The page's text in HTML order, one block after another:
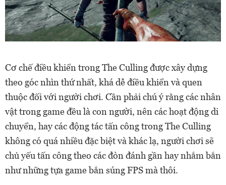
Cơ chế điều khiển trong The Culling được xây dựng
theo góc nhìn thứ nhất, khá dễ điều khiển và quen
thuộc đối với người chơi. Cần phải chú ý rằng các nhân
vật trong game đều là con người, nên các hoạt động di
chuyển, hay các động tác tấn công trong The Culling
không có quá nhiều đặc biệt và khác lạ, người chơi sẽ
chủ yếu tấn công theo các đòn đánh gần hay nhắm bắn
như những tựa game bắn súng FPS mà thôi.